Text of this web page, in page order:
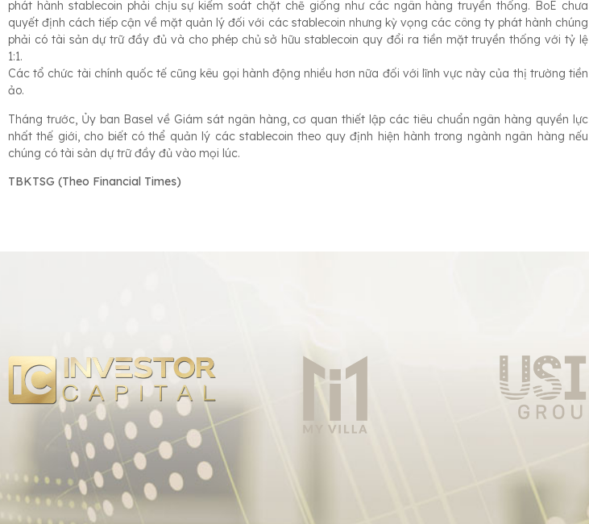
phát hành stablecoin phải chịu sự kiểm soát chặt chẽ giống như các ngân hàng truyền thống. BoE chưa
quyết định cách tiếp cận về mặt quản lý đối với các stablecoin nhưng kỳ vọng các công ty phát hành chúng
phải có tài sản dự trữ đầy đủ và cho phép chủ sở hữu stablecoin quy đổi ra tiền mặt truyền thống với tỷ lệ
1:1.
Các tổ chức tài chính quốc tế cũng kêu gọi hành động nhiều hơn nữa đối với lĩnh vực này của thị trường tiền
ảo.
Tháng trước, Ủy ban Basel về Giám sát ngân hàng, cơ quan thiết lập các tiêu chuẩn ngân hàng quyền lực
nhất thế giới, cho biết có thể quản lý các stablecoin theo quy định hiện hành trong ngành ngân hàng nếu
chúng có tài sản dự trữ đầy đủ vào mọi lúc.
TBKTSG (Theo Financial Times)